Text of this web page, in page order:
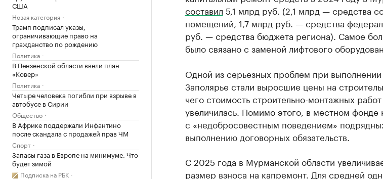
США
Новая категория
Трамп подписал указы,
ограничивающие право на
гражданство по рождению
Политика
В Пензенской области ввели план
«Ковер»
Политика
Четыре человека погибли при взрыве в
автобусе в Сирии
Общество
В Африке поддержали Инфантино
после скандала с продажей прав ЧМ
Спорт
Запасы газа в Европе на минимуме. Что
будет зимой
Подписка на РБК
составил 5,1 млрд руб. (2,1 млрд — средства
помещений, 1,7 млрд руб. — средства
руб. — средства бюджета региона). Самое
было связано с заменой лифтового
Одной из серьезных проблем при выполнении
Заполярье стали выросшие цены на
чего стоимость строительно-монтажных
увеличилась. Помимо этого, в местном фонде
с «недобросовестным поведением»
выполнению договорных обязательств.
С 2025 года в Мурманской области
размер взноса на капремонт. Для средней